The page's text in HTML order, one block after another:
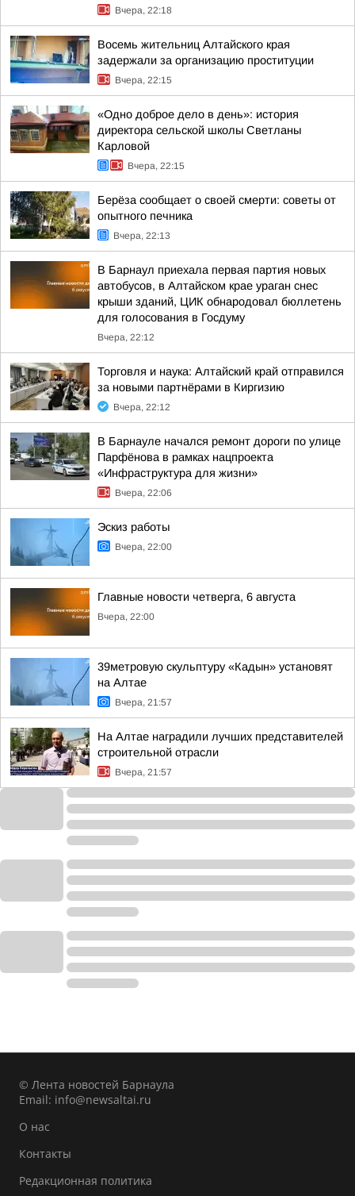
Вчера, 22:18
Восемь жительниц Алтайского края
задержали за организацию проституции
Вчера, 22:15
«Одно доброе дело в день»: история
директора сельской школы Светланы
Карловой
Вчера, 22:15
Берёза сообщает о своей смерти: советы от
опытного печника
Вчера, 22:13
В Барнаул приехала первая партия новых
автобусов, в Алтайском крае ураган снес
крыши зданий, ЦИК обнародовал бюллетень
для голосования в Госдуму
Вчера, 22:12
Торговля и наука: Алтайский край отправился
за новыми партнёрами в Киргизию
Вчера, 22:12
В Барнауле начался ремонт дороги по улице
Парфёнова в рамках нацпроекта
«Инфраструктура для жизни»
Вчера, 22:06
Эскиз работы
Вчера, 22:00
Главные новости четверга, 6 августа
Вчера, 22:00
39метровую скульптуру «Кадын» установят
на Алтае
Вчера, 21:57
На Алтае наградили лучших представителей
строительной отрасли
Вчера, 21:57
© Лента новостей Барнаула
Email: info@newsaltai.ru
О нас
Контакты
Редакционная политика